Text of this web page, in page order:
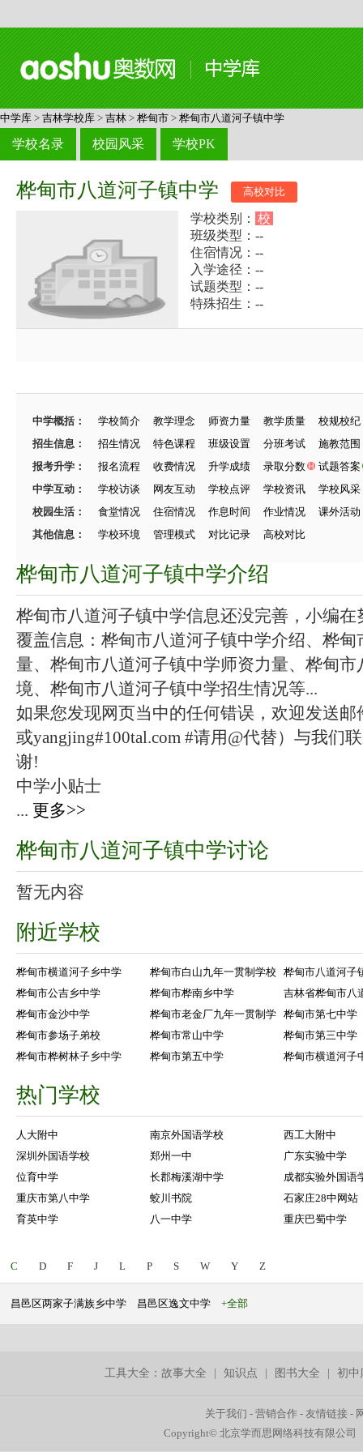
中学库 > 吉林学校库 > 吉林 > 桦甸市 > 桦甸市八道河子镇中学
学校名录 校园风采 学校PK
桦甸市八道河子镇中学 高校对比
学校类别： 校
班级类型：--
住宿情况：--
入学途径：--
试题类型：--
特殊招生：--
中学概括： 学校简介 教学理念 师资力量 教学质量
校规校纪
招生信息：
招生情况 特色课程 班级设置 分班考试
施教范围
报考升学：
报名流程 收费情况 升学成绩 录取分数
试题答案
中学互动：
学校访谈 网友互动 学校点评 学校资讯
学校风采
校园生活：
食堂情况 住宿情况 作息时间 作业情况
课外活动
其他信息：
学校环境 管理模式 对比记录 高校对比
桦甸市八道河子镇中学介绍
桦甸市八道河子镇中学信息还没完善，小编在
覆盖信息：桦甸市八道河子镇中学介绍、桦
量、桦甸市八道河子镇中学师资力量、桦甸
境、桦甸市八道河子镇中学招生情况等...
如果您发现网页当中的任何错误，欢迎发送邮
或yangjing#100tal.com #请用@代替）与我们
谢!
中学小贴士
... 更多>>
桦甸市八道河子镇中学讨论
暂无内容
附近学校
桦甸市横道河子乡中学 桦甸市白山九年一贯制学校
桦甸市八道河子
桦甸市公吉乡中学
桦甸市桦南乡中学
吉林省桦甸市八
桦甸市金沙中学
桦甸市老金厂九年一贯制学 桦甸市第七中学
桦甸市参场子弟校
桦甸市常山中学
桦甸市第三中学
桦甸市桦树林子乡中学
桦甸市第五中学 桦甸市横道河子
热门学校
人大附中 南京外国语学校
西工大附中
深圳外国语学校
郑州一中
广东实验中学
位育中学
长郡梅溪湖中学
成都实验外国语
重庆市第八中学
蛟川书院
石家庄28中网站
育英中学
八一中学 重庆巴蜀中学
C D F J L P S W Y Z
昌邑区两家子满族乡中学 昌邑区逸文中学 +全部
工具大全：故事大全 |知识点 图书大全 |初中
关于我们 -营销合作 -友情链接 -
Copyright© 北京学而思网络科技有限公司